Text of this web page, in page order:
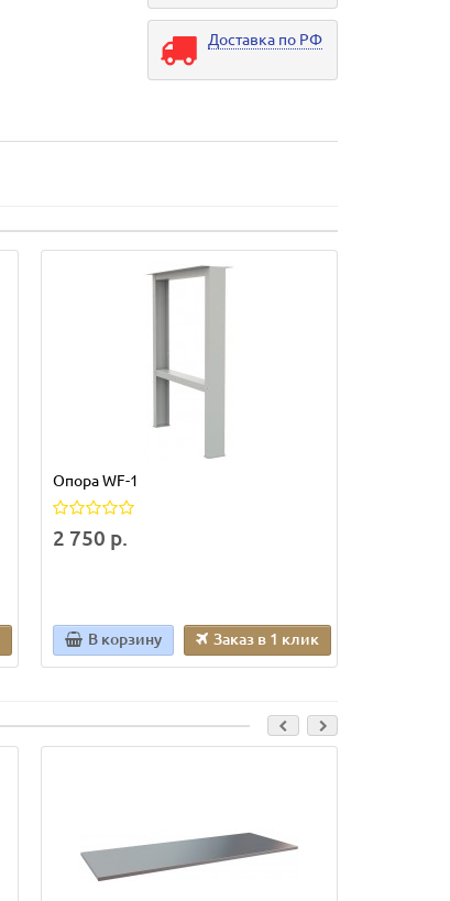
Доставка по РФ
Опора WF-1
2 750 р.
В корзину Заказ в 1 клик